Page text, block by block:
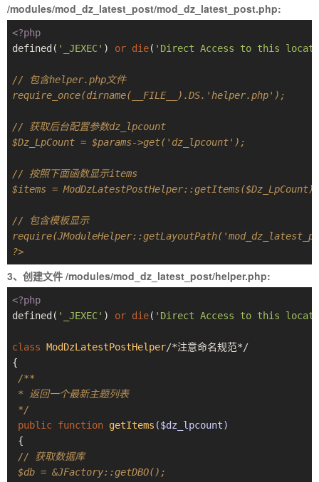
/modules/mod_dz_latest_post/mod_dz_latest_post.php:
<?php
defined( '_JEXEC' ) or die( 'Direct Access to this
// 包含helper.php文件
require_once(dirname(__FILE__).DS.'helper.php');
// 获取后台配置参数dz_lpcount
$Dz_LpCount = $params->get('dz_lpcount');
// 按照下面函数显示items
$items = ModDzLatestPostHelper::getItems($Dz_LpCount);
// 包含模板显示
?>
3、创建文件 /modules/mod_dz_latest_post/helper.php:
<?php
defined( '_JEXEC' ) or die( 'Direct Access to this
class ModDzLatestPostHelper/*注意命名规范*/
{
/**
* 返回一个最新主题列表
*/
public function getItems ($dz_lpcount)
{
// 获取数据库
$db = &JFactory::getDBO();